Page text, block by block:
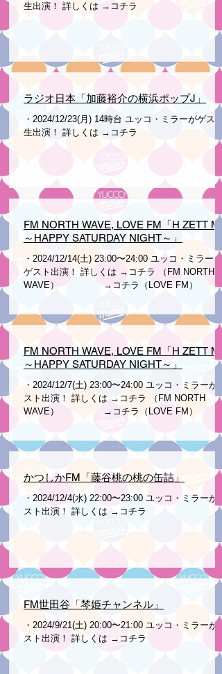
生出演！ 詳しくは →コチラ
ラジオ日本「加藤裕介の横浜ポップJ」
・2024/12/23(月) 14時台 ユッコ・ミラーがゲスト
生出演！ 詳しくは →コチラ
FM NORTH WAVE, LOVE FM「H ZETT M
～HAPPY SATURDAY NIGHT～」
・2024/12/14(土) 23:00〜24:00 ユッコ・ミラーが
ゲスト出演！ 詳しくは →コチラ （FM NORTH
WAVE） →コチラ（LOVE FM）
FM NORTH WAVE, LOVE FM「H ZETT M
～HAPPY SATURDAY NIGHT～」
・2024/12/7(土) 23:00〜24:00 ユッコ・ミラーがゲ
スト出演！ 詳しくは →コチラ （FM NORTH
WAVE） →コチラ（LOVE FM）
かつしかFM「藤谷桃の桃の缶詰」
・2024/12/4(水) 22:00〜23:00 ユッコ・ミラーがゲ
スト出演！ 詳しくは →コチラ
FM世田谷「琴姫チャンネル」
・2024/9/21(土) 20:00〜21:00 ユッコ・ミラーがゲ
スト出演！ 詳しくは →コチラ